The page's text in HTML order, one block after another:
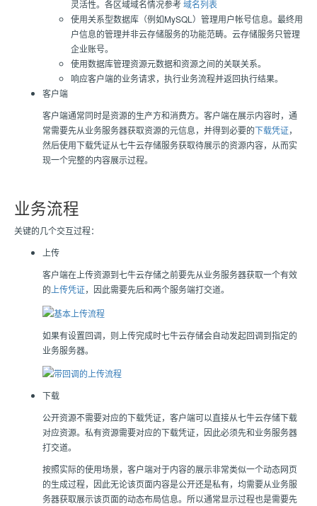
灵活性。各区域域名情况参考域名列表
使用关系型数据库（例如MySQL）管理用户帐号信息。最终用
户信息的管理并非云存储服务的功能范畴。云存储服务只管理
企业账号。
使用数据库管理资源元数据和资源之间的关联关系。
响应客户端的业务请求，执行业务流程并返回执行结果。
客户端
客户端通常同时是资源的生产方和消费方。客户端在展示内容时，通
常需要先从业务服务器获取资源的元信息，并得到必要的下载凭证，
然后使用下载凭证从七牛云存储服务获取待展示的资源内容，从而实
现一个完整的内容展示过程。
业务流程
关键的几个交互过程：
上传
客户端在上传资源到七牛云存储之前要先从业务服务器获取一个有效
的 上传凭证，因此需要先后和两个服务端打交道。
如果有设置回调，则上传完成时七牛云存储会自动发起回调到指定的
业务服务器。
下载
公开资源不需要对应的下载凭证，客户端可以直接从七牛云存储下载
对应资源。私有资源需要对应的下载凭证，因此必须先和业务服务器
打交道。
按照实际的使用场景，客户端对于内容的展示非常类似一个动态网页
的生成过程，因此无论该页面内容是公开还是私有，均需要从业务服
务器获取展示该页面的动态布局信息。所以通常显示过程也是需要先